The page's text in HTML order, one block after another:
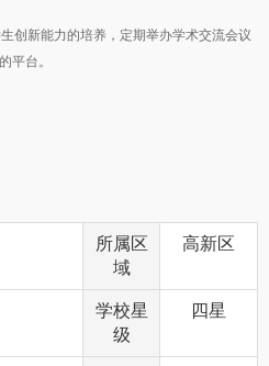
创新能力的培养，定期举办学术交流会议
平台。
所属区
域
高新区
学校星
级
四星